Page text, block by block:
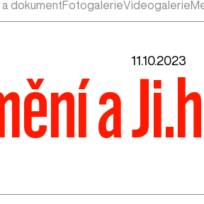
dokumentFotogalerieVideogalerie
11.10.2023
a